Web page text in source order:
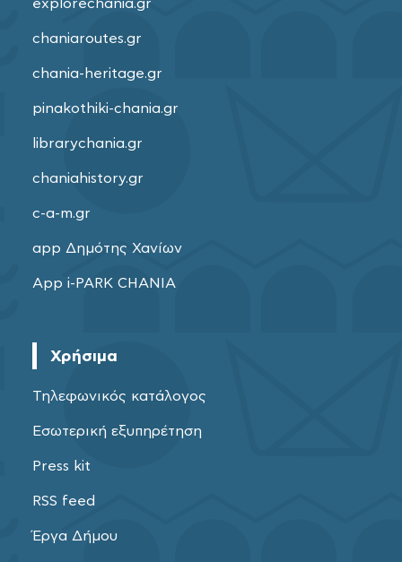
explorechania.gr
chaniaroutes.gr
chania-heritage.gr
pinakothiki-chania.gr
librarychania.gr
chaniahistory.gr
c-a-m.gr
app Δημότης Χανίων
App i-PARK CHANIA
Χρήσιμα
Τηλεφωνικός κατάλογος
Εσωτερική εξυπηρέτηση
Press kit
RSS feed
Έργα Δήμου